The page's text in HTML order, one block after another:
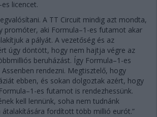
licencet.
A TT Circuit mindig azt mondta,
promóter, aki Formula–1-es futamot akar
a pályát. A vezetőség és az
úgy döntött, hogy nem hajtja végre az
beruházást. Így Formula–1-es
rendezni. Megtisztelő, hogy
ebben, és sokan dolgoztak azért, hogy
es futamot is rendezhessünk.
kell lennünk, soha nem tudnánk
átalakítására fordított több millió eurót.”